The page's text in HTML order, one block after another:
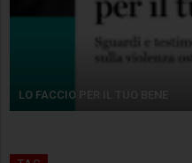
LO FACCIO PER IL TUO BENE